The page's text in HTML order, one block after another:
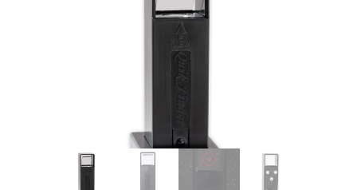
Science et exploration spatiale
Le coin des enfants
Nos jumelles pour l'astronomie